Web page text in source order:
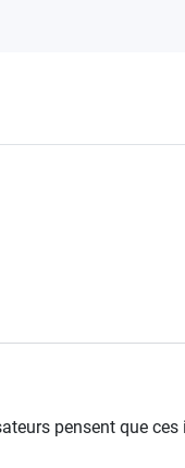
pensent que